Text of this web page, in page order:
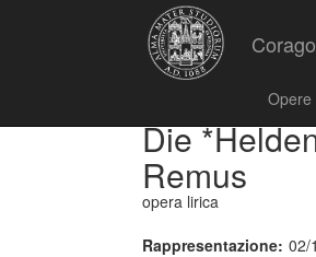
Corago
Opere
Die
Remus
opera lirica
Rappresentazione: 02/